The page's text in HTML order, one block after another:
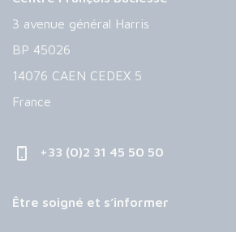
3 avenue général Harris
BP 45026
14076 CAEN CEDEX 5
France
+33 (0)2 31 45 50 50
Être soigné et s’informer